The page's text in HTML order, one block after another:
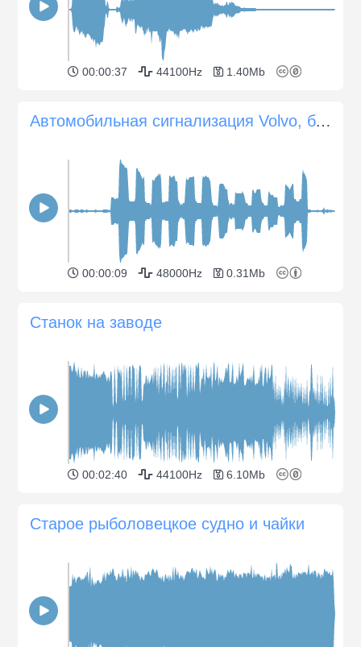
00:00:37 44100Hz 1.40Mb
Автомобильная сигнализация Volvo, близкое расстояние
00:00:09 48000Hz 0.31Mb
Станок на заводе
00:02:40 44100Hz 6.10Mb
Старое рыболовецкое судно и чайки